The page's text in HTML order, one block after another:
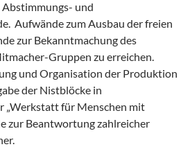
und
Aufwände zum Ausbau der freien
zur Bekanntmachung des
Gruppen zu erreichen.
und Organisation der Produktion
der Nistblöcke in
„Werkstatt für Menschen mit
zur Beantwortung zahlreicher